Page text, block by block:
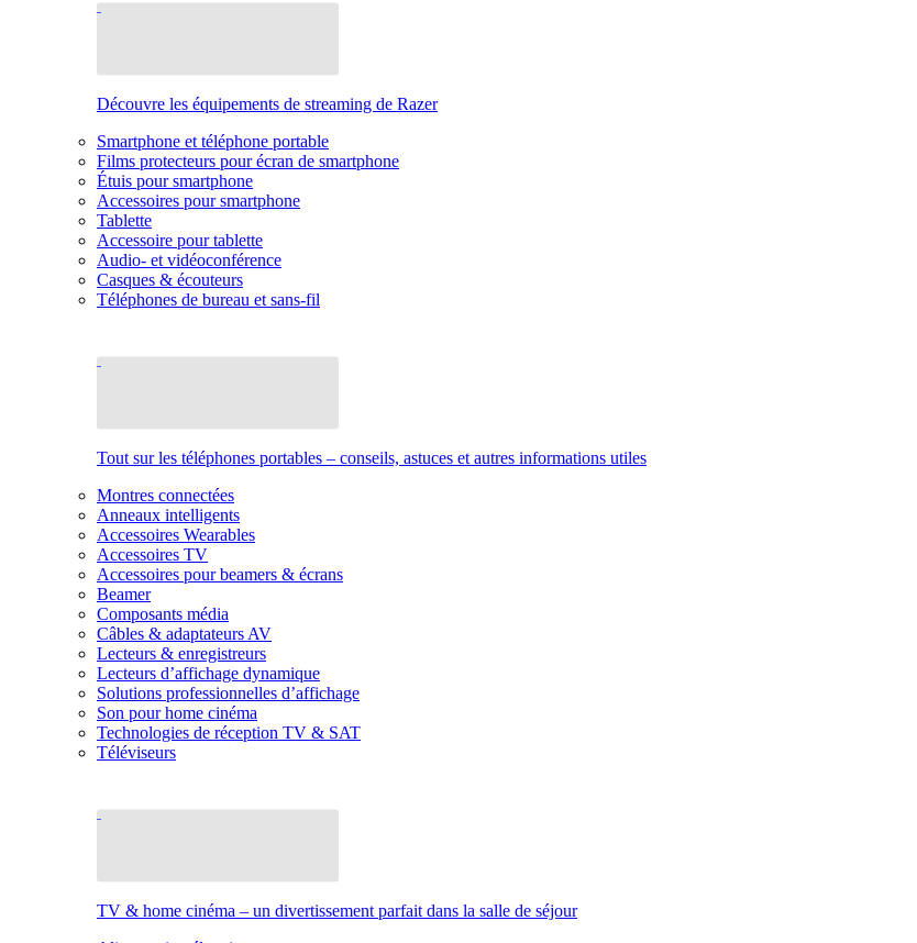
Découvre les équipements de streaming de Razer
Smartphone et téléphone portable
Films protecteurs pour écran de smartphone
Étuis pour smartphone
Accessoires pour smartphone
Tablette
Accessoire pour tablette
Audio- et vidéoconférence
Casques & écouteurs
Téléphones de bureau et sans-fil
Tout sur les téléphones portables – conseils, astuces et autres informations utiles
Montres connectées
Anneaux intelligents
Accessoires Wearables
Accessoires TV
Accessoires pour beamers & écrans
Beamer
Composants média
Câbles & adaptateurs AV
Lecteurs & enregistreurs
Lecteurs d’affichage dynamique
Solutions professionnelles d’affichage
Son pour home cinéma
Technologies de réception TV & SAT
Téléviseurs
TV & home cinéma – un divertissement parfait dans la salle de séjour